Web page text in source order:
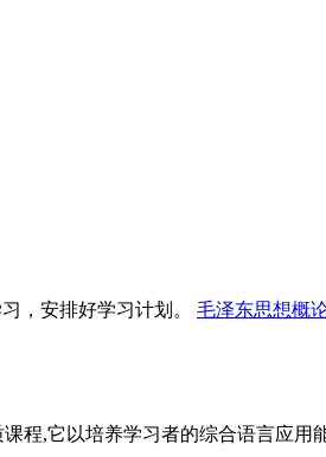
，安排好学习计划。 毛泽东思想概
程,它以培养学习者的综合语言应